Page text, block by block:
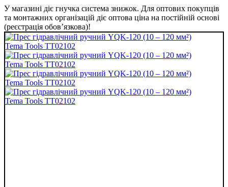
У магазині діє гнучка система знижок. Для оптових покупців
та монтажних організацій діє оптова ціна на постійній основі
(реєстрація обов’язкова)!